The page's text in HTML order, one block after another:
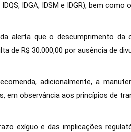
IDGA, IDSM e IDGR), bem
alerta que o descumprimento da
de R$ 30.000,00 por ausência de
adicionalmente, a
em observância aos princípios de
exíguo e das implicações